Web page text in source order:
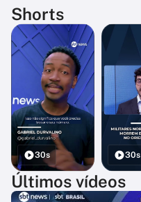
Shorts
30s 30s
Últimos vídeos